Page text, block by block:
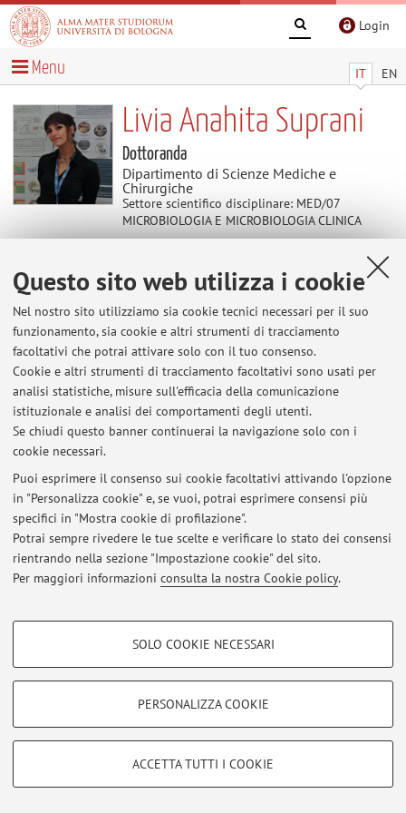
Questo sito web utilizza i cookie
Nel nostro sito utilizziamo sia cookie tecnici necessari per il suo
funzionamento, sia cookie e altri strumenti di tracciamento
facoltativi che potrai attivare solo con il tuo consenso.
Cookie e altri strumenti di tracciamento facoltativi sono usati per
analisi statistiche, misure sull'efficacia della comunicazione
istituzionale e analisi dei comportamenti degli utenti.
Se chiudi questo banner continuerai la navigazione solo con i
cookie necessari.
Puoi esprimere il consenso sui cookie facoltativi attivando l'opzione
in "Personalizza cookie" e, se vuoi, potrai esprimere consensi più
specifici in "Mostra cookie di profilazione".
Potrai sempre rivedere le tue scelte e verificare lo stato dei consensi
rientrando nella sezione "Impostazione cookie" del sito.
Per maggiori informazioni consulta la nostra Cookie policy.
COOKIE DI PROFILAZIONE - FACOLTATIVI
COOKIE TECNICI - NECESSARI
Si tratta di cookie tecnici utilizzati, a titolo esemplificativo, per il corretto
SOLO COOKIE NECESSARI
PERSONALIZZA COOKIE
ACCETTA TUTTI I COOKIE
Login
IT EN
Menu
Livia Anahita Suprani
Dottoranda
Dipartimento di Scienze Mediche e
Chirurgiche
Settore scientifico disciplinare: MED/07
MICROBIOLOGIA E MICROBIOLOGIA CLINICA
Contatti
E-mail: liviaanahita.supran2@unibo.it
Dipartimento di Scienze Mediche e Chirurgiche
Via Massarenti 9, Bologna -Vai alla mappa
Ultimi avvisi
Al momento non sono presenti avvisi.
Accedi tramiteloginper gestire tutti i contenuti del sito.
© 2026 - ALMA MATER STUDIORUM - Università di Bologna - Via
Zamboni, 33 - 40126 Bologna - Partita IVA: 01131710376